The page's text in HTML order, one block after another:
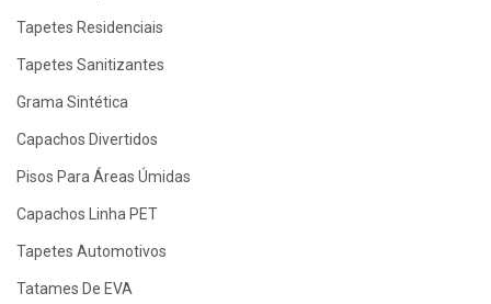
Tapetes Residenciais
Tapetes Sanitizantes
Grama Sintética
Capachos Divertidos
Pisos Para Áreas Úmidas
Capachos Linha PET
Tapetes Automotivos
Tatames De EVA